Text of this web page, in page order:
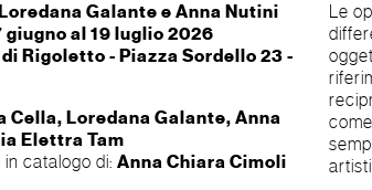
Galante e Anna Nutini
giugno al 19 luglio 2026
Rigoletto - Piazza Sordello 23 -
Cella, Loredana Galante, Anna
Elettra Tam
catalogo di: Anna Chiara Cimoli
Le